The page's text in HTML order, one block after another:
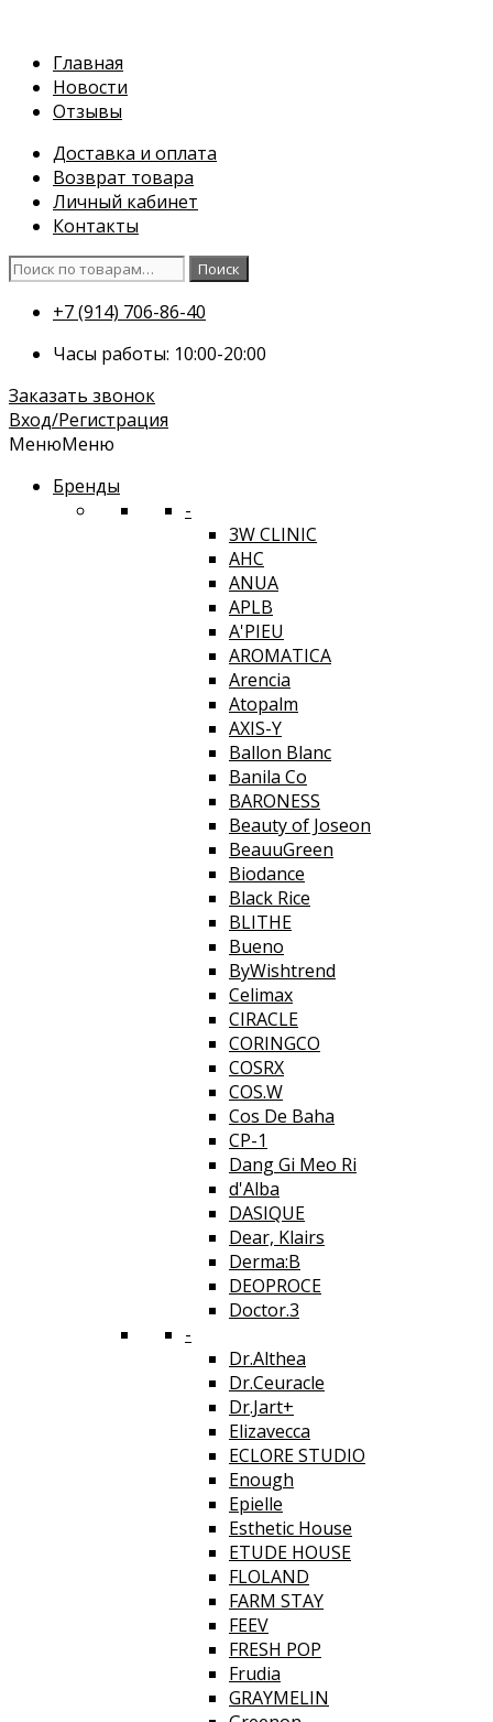
содержимому
Главная
Новости
Отзывы
Доставка и оплата
Возврат товара
Личный кабинет
Контакты
Искать:
Поиск
+7 (914) 706-86-40
Часы работы: 10:00-20:00
Заказать звонок
Вход/Регистрация
МенюМеню
Бренды
-
3W CLINIC
AHC
ANUA
APLB
A'PIEU
AROMATICA
Arencia
Atopalm
AXIS-Y
Ballon Blanc
Banila Co
BARONESS
Beauty of Joseon
BeauuGreen
Biodance
Black Rice
BLITHE
Bueno
ByWishtrend
Celimax
CIRACLE
CORINGCO
COSRX
COS.W
Cos De Baha
CP-1
Dang Gi Meo Ri
d'Alba
DASIQUE
Dear, Klairs
Derma:B
DEOPROCE
Doctor.3
-
Dr.Althea
Dr.Ceuracle
Dr.Jart+
Elizavecca
ECLORE STUDIO
Enough
Epielle
Esthetic House
ETUDE HOUSE
FLOLAND
FARM STAY
FEEV
FRESH POP
Frudia
GRAYMELIN